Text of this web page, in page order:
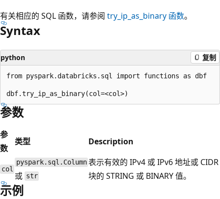
有关相应的 SQL 函数，请参阅 try_ip_as_binary 函数。
Syntax
python 复制
from pyspark.databricks.sql import functions as dbf
参数
参
数
类型 Description
col
pyspark.sql.Column
或 str
表示有效的 IPv4 或 IPv6 地址或 CIDR
块的 STRING 或 BINARY 值。
示例